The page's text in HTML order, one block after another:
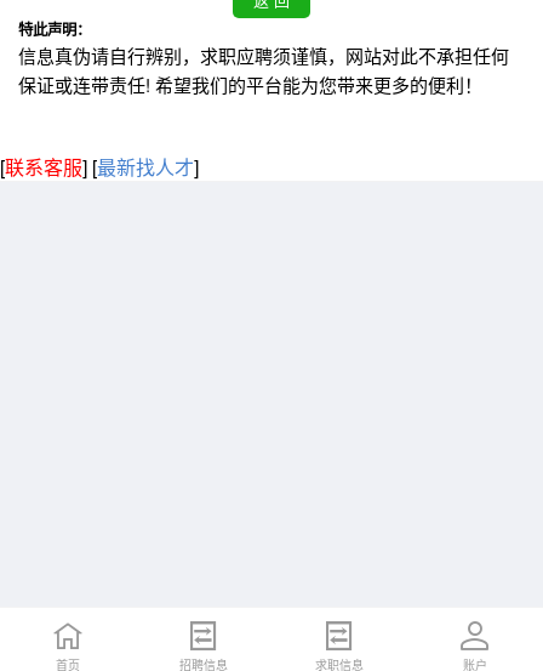
特此声明：
信息真伪请自行辨别，求职应聘须谨慎，网站对此不承担任何
保证或连带责任! 希望我们的平台能为您带来更多的便利！
[联系客服] [最新找人才]
首页 招聘信息 求职信息 账户